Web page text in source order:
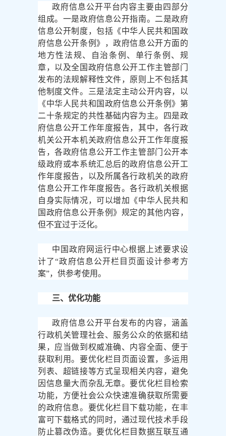
政府信息公开平台内容主要由四部分
组成。一是政府信息公开指南。二是政府
信息公开制度，包括《中华人民共和国政
府信息公开条例》，政府信息公开方面的
地方性法规、自治条例、单行条例、规
章，以及全国政府信息公开工作主管部门
发布的法规解释性文件，原则上不包括其
他制度文件。三是法定主动公开内容，以
《中华人民共和国政府信息公开条例》第
二十条规定的共性基础内容为主。四是政
府信息公开工作年度报告，其中，各行政
机关公开本机关政府信息公开工作年度报
告，各政府信息公开工作主管部门公开本
级政府或本系统汇总后的政府信息公开工
作年度报告，以及所属各行政机关的政府
信息公开工作年度报告。各行政机关根据
自身实际情况，可以增加《中华人民共和
国政府信息公开条例》规定的其他内容，
但不宜过于泛化。
中国政府网运行中心根据上述要求设
计了“政府信息公开栏目页面设计参考方
案”，供参考使用。
三、优化功能
政府信息公开平台发布的内容，涵盖
行政机关管理社会、服务公众的依据和结
果，应当做到权威准确、内容全面、便于
获取利用。要优化栏目页面设置，多运用
列表、超链接等方式呈现相关内容，避免
因信息量大而杂乱无章。要优化栏目检索
功能，方便社会公众快速准确获取所需要
的政府信息。要优化栏目下载功能，在丰
富可下载格式的同时，通过现代技术手段
防止篡改伪造。要优化栏目数据互联互通